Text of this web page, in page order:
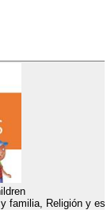
familia, Religión y